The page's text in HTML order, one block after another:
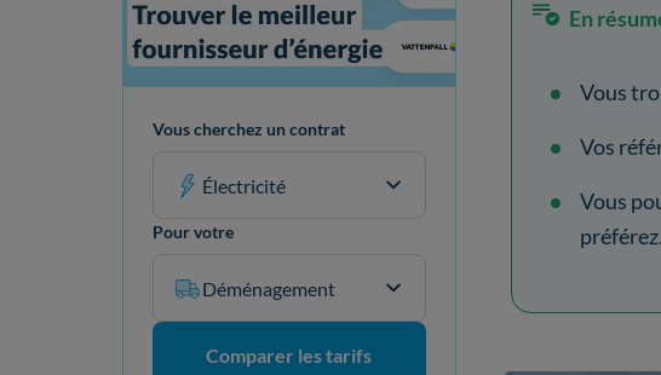
Vous cherchez un contrat
Électricité
Pour votre
Déménagement
Comparer les tarifs
En
Vous
Vos
Vous
préférez.